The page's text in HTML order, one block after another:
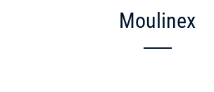
Moulinex